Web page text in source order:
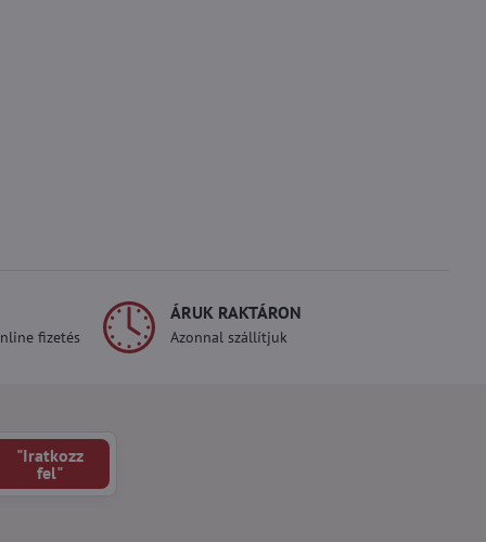
fizetés
ÁRUK RAKTÁRON
Azonnal szállítjuk
"Iratkozz
fel"